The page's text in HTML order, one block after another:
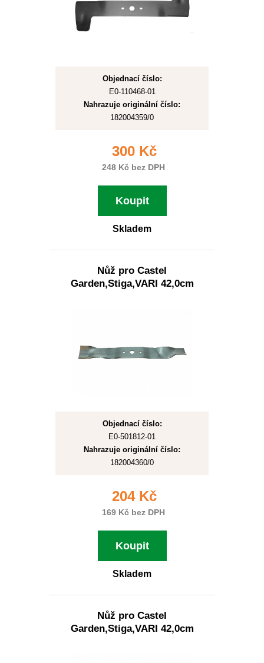
Objednací číslo:
E0-110468-01
Nahrazuje originální číslo:
182004359/0
300 Kč
248 Kč bez DPH
Koupit
Skladem
Nůž pro Castel
Garden,Stiga,VARI 42,0cm
Objednací číslo:
E0-501812-01
Nahrazuje originální číslo:
182004360/0
204 Kč
169 Kč bez DPH
Koupit
Skladem
Nůž pro Castel
Garden,Stiga,VARI 42,0cm